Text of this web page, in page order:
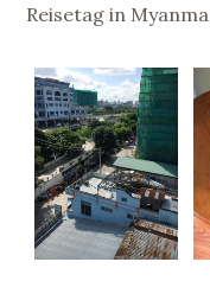
Reisetag in